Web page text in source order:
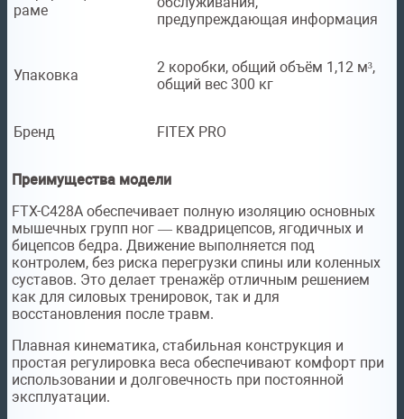
раме
предупреждающая информация
Упаковка
2 коробки, общий объём 1,12 м³,
общий вес 300 кг
Бренд FITEX PRO
Преимущества модели
FTX-C428A обеспечивает полную изоляцию основных
мышечных групп ног — квадрицепсов, ягодичных и
бицепсов бедра. Движение выполняется под
контролем, без риска перегрузки спины или коленных
суставов. Это делает тренажёр отличным решением
как для силовых тренировок, так и для
восстановления после травм.
Плавная кинематика, стабильная конструкция и
простая регулировка веса обеспечивают комфорт при
использовании и долговечность при постоянной
эксплуатации.